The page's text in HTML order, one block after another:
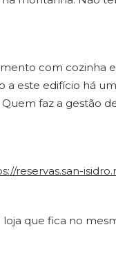
com cozinha
a este edifício há
faz a gestão
reservas.san-
que fica no